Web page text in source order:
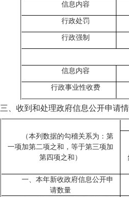
信息内容
行政处罚
行政强制
信息内容
行政事业性收费
三、收到和处理政府信息公开申请
（本列数据的勾稽关系为：第
一项加第二项之和，等于第三项加
第四项之和）
一、本年新收政府信息公开申
请数量